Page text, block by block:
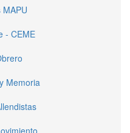
- CEME
Memoria